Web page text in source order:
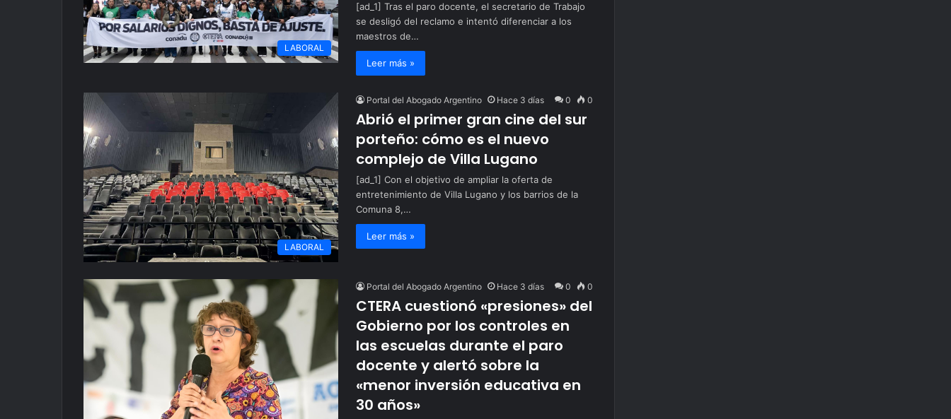
LABORAL
[ad_1] Tras el paro docente, el secretario de Trabajo
se desligó del reclamo e intentó diferenciar a los
maestros de…
Leer más »
LABORAL
Portal del Abogado Argentino Hace 3 días 0 0
Abrió el primer gran cine del sur
porteño: cómo es el nuevo
complejo de Villa Lugano
[ad_1] Con el objetivo de ampliar la oferta de
entretenimiento de Villa Lugano y los barrios de la
Comuna 8,…
Leer más »
Portal del Abogado Argentino Hace 3 días 0 0
CTERA cuestionó «presiones» del
Gobierno por los controles en
las escuelas durante el paro
docente y alertó sobre la
«menor inversión educativa en
30 años»